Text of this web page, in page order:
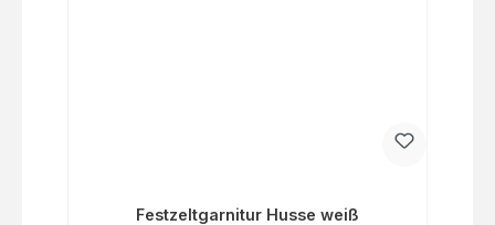
Festzeltgarnitur Husse weiß